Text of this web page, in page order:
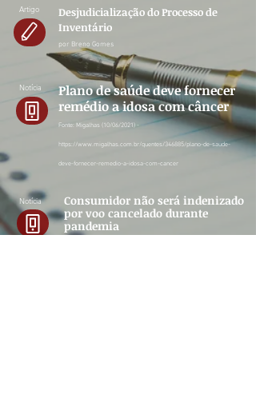
Artigo
Desjudicialização do Processo de
Inventário
por Breno Gomes
Notícia
Plano de saúde deve fornecer
remédio a idosa com câncer
Fonte: Migalhas (10/06/2021) -
https://www.migalhas.com.br/quentes/346885/plano-de-saude-
deve-fornecer-remedio-a-idosa-com-cancer
Notícia
Consumidor não será indenizado
por voo cancelado durante
pandemia